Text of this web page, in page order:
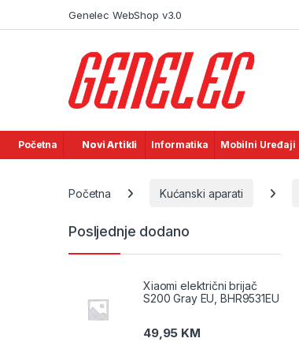
Genelec WebShop v3.0
Početna Novi Artikli Informatika Mobilni Uređaji
Početna Kućanski aparati
Posljednje dodano
Xiaomi električni brijač
S200 Gray EU, BHR9531EU
49,95 KM